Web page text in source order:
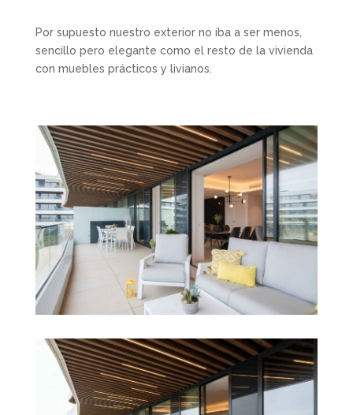
Por supuesto nuestro exterior no iba a ser menos,
sencillo pero elegante como el resto de la vivienda
con muebles prácticos y livianos.